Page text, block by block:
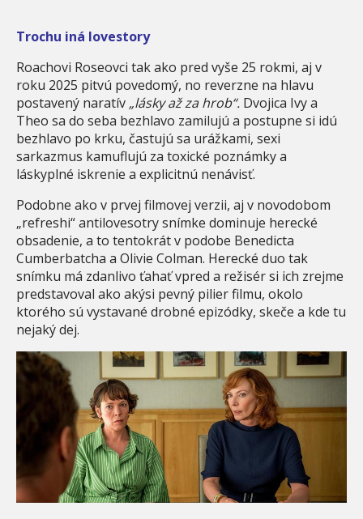
Trochu iná lovestory
Roachovi Roseovci tak ako pred vyše 25 rokmi, aj v
roku 2025 pitvú povedomý, no reverzne na hlavu
postavený naratív „lásky až za hrob“. Dvojica Ivy a
Theo sa do seba bezhlavo zamilujú a postupne si idú
bezhlavo po krku, častujú sa urážkami, sexi
sarkazmus kamuflujú za toxické poznámky a
láskyplné iskrenie a explicitnú nenávisť.
Podobne ako v prvej filmovej verzii, aj v novodobom
„refreshi“ antilovesotry snímke dominuje herecké
obsadenie, a to tentokrát v podobe Benedicta
Cumberbatcha a Olivie Colman. Herecké duo tak
snímku má zdanlivo ťahať vpred a režisér si ich zrejme
predstavoval ako akýsi pevný pilier filmu, okolo
ktorého sú vystavané drobné epizódky, skeče a kde tu
nejaký dej.